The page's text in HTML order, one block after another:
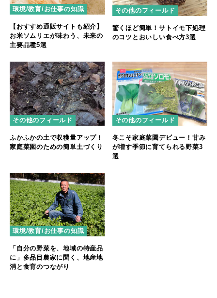
環境/教育/お仕事の知識
【おすすめ通販サイトも紹介】
お米ソムリエが味わう、未来の
主要品種5選
その他のフィールド
驚くほど簡単！サトイモ下処理
のコツとおいしい食べ方3選
その他のフィールド
ふかふかの土で収穫量アップ！
家庭菜園のための簡単土づくり
その他のフィールド
冬こそ家庭菜園デビュー！甘み
が増す季節に育てられる野菜3
選
環境/教育/お仕事の知識
「自分の野菜を、地域の特産品
に」多品目農家に聞く、地産地
消と食育のつながり